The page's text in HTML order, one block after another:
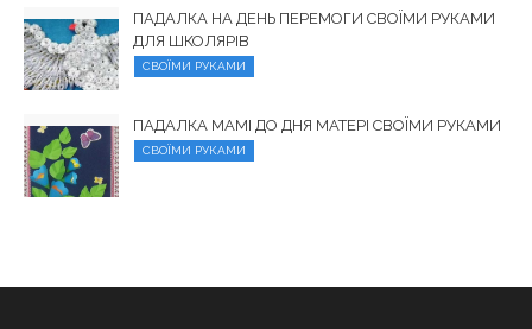
ПАДАЛКА НА ДЕНЬ ПЕРЕМОГИ СВОЇМИ РУКАМИ
ДЛЯ ШКОЛЯРІВ
СВОЇМИ РУКАМИ
ПАДАЛКА МАМІ ДО ДНЯ МАТЕРІ СВОЇМИ РУКАМИ
СВОЇМИ РУКАМИ